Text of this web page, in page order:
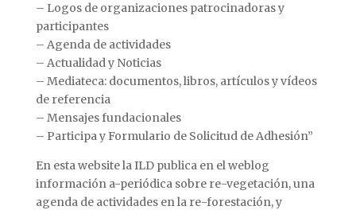
– Logos de organizaciones patrocinadoras y
participantes
– Agenda de actividades
– Actualidad y Noticias
– Mediateca: documentos, libros, artículos y vídeos
de referencia
– Mensajes fundacionales
– Participa y Formulario de Solicitud de Adhesión”
En esta website la ILD publica en el weblog
información a-periódica sobre re-vegetación, una
agenda de actividades en la re-forestación, y